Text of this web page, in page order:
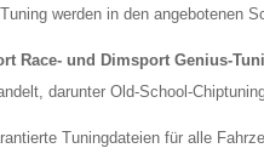
werden in den angebotenen
Race- und Dimsport Genius-
darunter Old-School-
Tuningdateien für alle